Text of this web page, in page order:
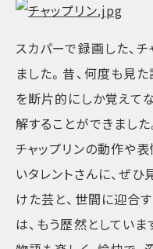
スカパーで録画した、チ
ました。昔、何度も見
を断片的にしか覚えて
解することができまし
チャップリンの動作や
いタレントさんに、ぜ
けた芸と、世間に迎合
は、もう歴然としていま